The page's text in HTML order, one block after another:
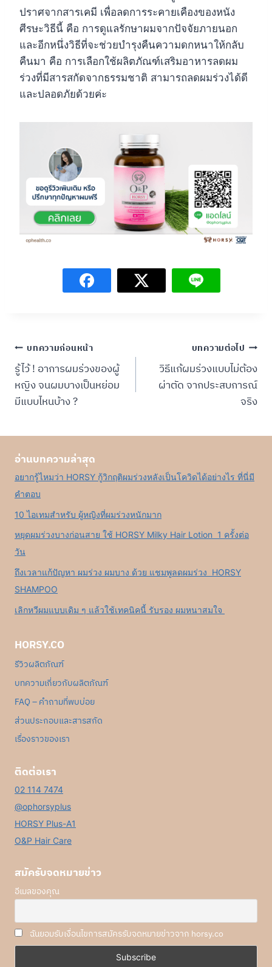
ปราศจากสารเคมี เพื่อลดการระคายเคืองของหนัง
ศีรษะวิธีนี้ คือ การดูแลรักษาผมจากปัจจัยภายนอก
และอีกหนึ่งวิธีที่จะช่วยบำรุงคืนความดกหนาให้กลับ
คืนมา คือ การเลือกใช้ผลิตภัณฑ์เสริมอาหารลดผม
ร่วงที่มีสารสกัดจากธรรมชาติ สามารถลดผมร่วงได้ดี
และปลอดภัยด้วยค่ะ
แนะแนว
เรื่อง
บทความก่อนหน้า
รู้ไว้ ! อาการผมร่วงของผู้
หญิง จนผมบางเป็นหย่อม
มีแบบไหนบ้าง ?
บทความต่อไป
วิธีแก้ผมร่วงแบบไม่ต้อง
ผ่าตัด จากประสบการณ์
จริง
อ่านบทความล่าสุด
อยากรู้ไหมว่า HORSY กู้วิกฤติผมร่วงหลังเป็นโควิดได้อย่างไร ที่นี่มี
คำตอบ
10 ไอเทมสำหรับ ผู้หญิงที่ผมร่วงหนักมาก
หยุดผมร่วงบางก่อนสาย ใช้ HORSY Milky Hair Lotion 1 ครั้งต่อ
วัน
ถึงเวลาแก้ปัญหา ผมร่วง ผมบาง ด้วย แชมพูลดผมร่วง HORSY
SHAMPOO
เลิกหวีผมแบบเดิม ๆ แล้วใช้เทคนิคนี้ รับรอง ผมหนาสมใจ
HORSY.CO
รีวิวผลิตภัณฑ์
บทความเกี่ยวกับผลิตภัณฑ์
FAQ – คำถามที่พบบ่อย
ส่วนประกอบและสารสกัด
เรื่องราวของเรา
ติดต่อเรา
02 114 7474
@ophorsyplus
HORSY Plus-A1
O&P Hair Care
สมัครับจดหมายข่าว
อีเมลของคุณ
ฉันยอมรับเงื่อนไขการสมัครรับจดหมายข่าวจาก horsy.co